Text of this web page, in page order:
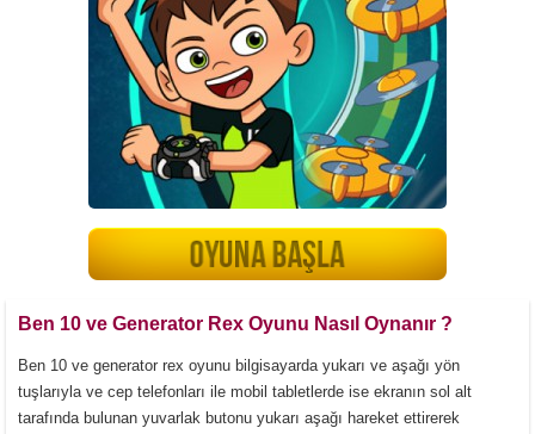
Ben 10 ve Generator Rex Oyunu Nasıl Oynanır ?
Ben 10 ve generator rex oyunu bilgisayarda yukarı ve aşağı yön
tuşlarıyla ve cep telefonları ile mobil tabletlerde ise ekranın sol alt
tarafında bulunan yuvarlak butonu yukarı aşağı hareket ettirerek